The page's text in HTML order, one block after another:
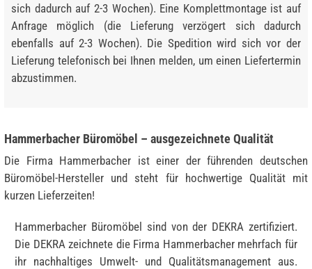
sich dadurch auf 2-3 Wochen). Eine Komplettmontage ist auf
Anfrage möglich (die Lieferung verzögert sich dadurch
ebenfalls auf 2-3 Wochen). Die Spedition wird sich vor der
Lieferung telefonisch bei Ihnen melden, um einen Liefertermin
abzustimmen.
Hammerbacher Büromöbel – ausgezeichnete Qualität
Die Firma Hammerbacher ist einer der führenden deutschen
Büromöbel-Hersteller und steht für hochwertige Qualität mit
kurzen Lieferzeiten!
Hammerbacher Büromöbel sind von der DEKRA zertifiziert.
Die DEKRA zeichnete die Firma Hammerbacher mehrfach für
ihr nachhaltiges Umwelt- und Qualitätsmanagement aus.